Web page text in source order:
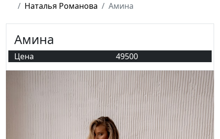
Наталья Романова
Амина
Амина
Цена 49500